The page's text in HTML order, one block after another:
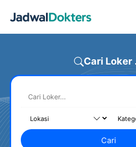
Cari Loker
Cari